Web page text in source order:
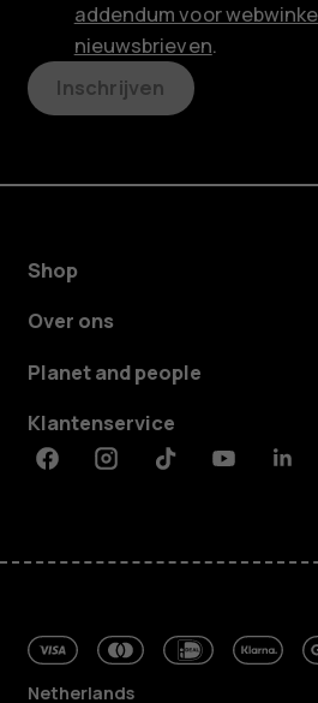
addendum voor
nieuwsbrieven.
Inschrijven
Shop
Over ons
Planet and people
Klantenservice
FacebookInstagramTiktokYoutube
Netherlands